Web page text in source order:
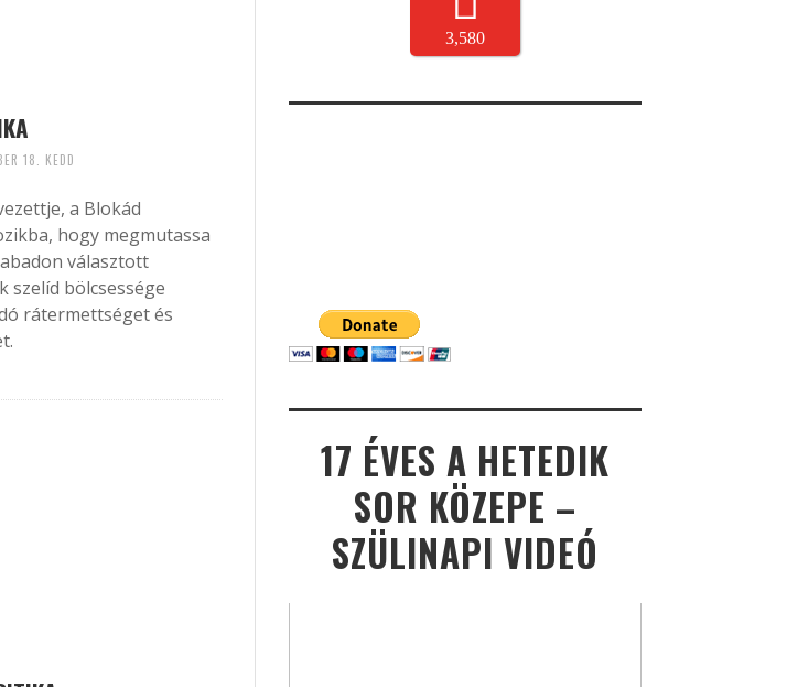
18. KEDD
a Blokád
hogy megmutassa
választott
szelíd bölcsessége
rátermettséget és
3,580
17 ÉVES A HETEDIK
SOR KÖZEPE –
SZÜLINAPI VIDEÓ